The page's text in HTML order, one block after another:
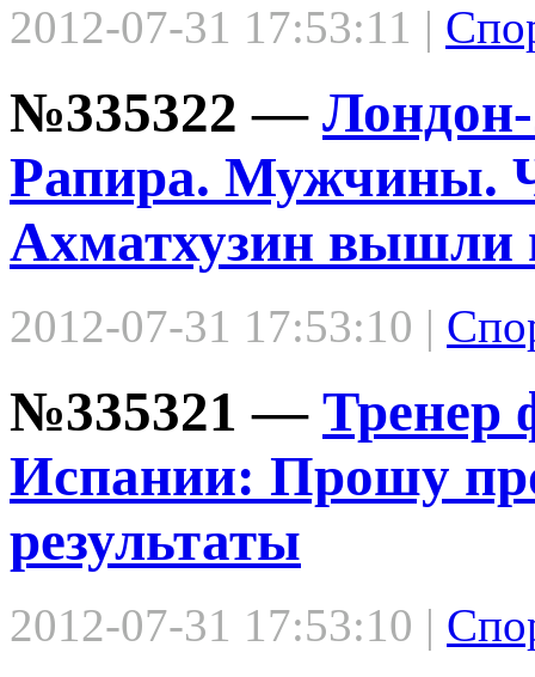
2012-07-31 17:53:11 |
№335322 —
Рапира. Мужчины.
Ахматхузин вышли
2012-07-31 17:53:10 |
№335321 — Тренер
Испании: Прошу
результаты
2012-07-31 17:53:10 |